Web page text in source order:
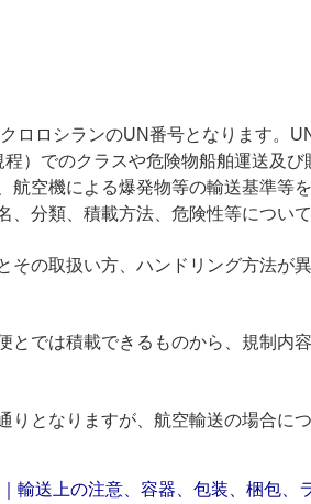
ロロシランのUN番号となります。
）でのクラスや危険物船舶運送及び
航空機による爆発物等の輸送基準等
、分類、積載方法、危険性等について
その取扱い方、ハンドリング方法が
とでは積載できるものから、規制内
りとなりますが、航空輸送の場合に
輸送上の注意、容器、包装、梱包、